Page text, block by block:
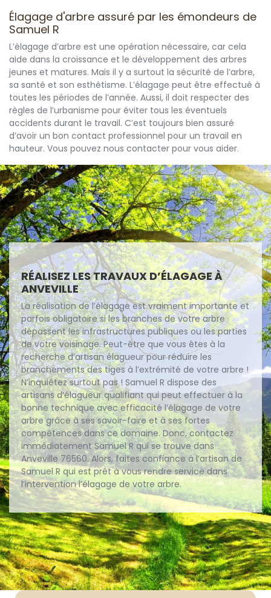
Élagage d'arbre assuré par les émondeurs de
Samuel R
L’élagage d’arbre est une opération nécessaire, car cela
aide dans la croissance et le développement des arbres
jeunes et matures. Mais il y a surtout la sécurité de l’arbre,
sa santé et son esthétisme. L’élagage peut être effectué à
toutes les périodes de l’année. Aussi, il doit respecter des
règles de l’urbanisme pour éviter tous les éventuels
accidents durant le travail. C’est toujours bien assuré
d’avoir un bon contact professionnel pour un travail en
hauteur. Vous pouvez nous contacter pour vous aider.
RÉALISEZ LES TRAVAUX D’ÉLAGAGE À
ANVEVILLE
La réalisation de l’élagage est vraiment importante et
parfois obligatoire si les branches de votre arbre
dépassent les infrastructures publiques ou les parties
de votre voisinage. Peut-être que vous êtes à la
recherche d’artisan élagueur pour réduire les
branchements des tiges à l’extrémité de votre arbre !
N’inquiétez surtout pas ! Samuel R dispose des
artisans d’élagueur qualifiant qui peut effectuer à la
bonne technique avec efficacité l’élagage de votre
arbre grâce à ses savoir-faire et à ses fortes
compétences dans ce domaine. Donc, contactez
immédiatement Samuel R qui se trouve dans
Anveville 76560. Alors, faites confiance à l’artisan de
Samuel R qui est prêt à vous rendre service dans
l’intervention l’élagage de votre arbre.